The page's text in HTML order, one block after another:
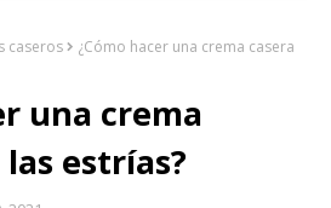
caseros
¿Cómo hacer una crema casera
una crema
estrías?